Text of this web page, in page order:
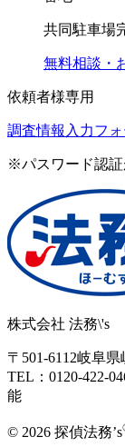
共同駐車場
無料相談・
依頼者様専用
調査情報入力フォ
※パスワード認証
株式会社 法務\'s
〒501-6112岐阜県
TEL：0120-422-
能
© 2026 探偵法務’s